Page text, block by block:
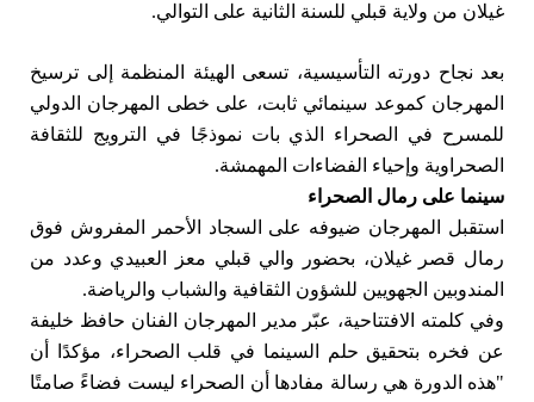
غيلان من ولاية قبلي للسنة الثانية على التوالي.
بعد نجاح دورته التأسيسية، تسعى الهيئة المنظمة إلى ترسيخ
المهرجان كموعد سينمائي ثابت، على خطى المهرجان الدولي
للمسرح في الصحراء الذي بات نموذجًا في الترويج للثقافة
الصحراوية وإحياء الفضاءات المهمشة.
سينما على رمال الصحراء
استقبل المهرجان ضيوفه على السجاد الأحمر المفروش فوق
رمال قصر غيلان، بحضور والي قبلي معز العبيدي وعدد من
المندوبين الجهويين للشؤون الثقافية والشباب والرياضة.
وفي كلمته الافتتاحية، عبّر مدير المهرجان الفنان حافظ خليفة
عن فخره بتحقيق حلم السينما في قلب الصحراء، مؤكدًا أن
"هذه الدورة هي رسالة مفادها أن الصحراء ليست فضاءً صامتًا